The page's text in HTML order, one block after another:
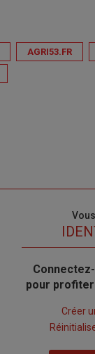
AGRI53.FR
Body
pour
Créer